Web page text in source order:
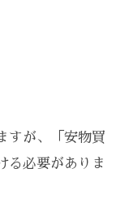
すが、「安物買
る必要がありま